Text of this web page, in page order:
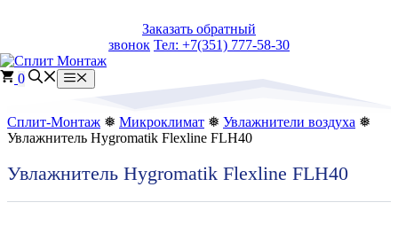
Заказать обратный
звонок Тел: +7(351) 777-58-30
0 Меню
Сплит-Монтаж ❅ Микроклимат ❅ Увлажнители воздуха ❅
Увлажнитель Hygromatik Flexline FLH40
Увлажнитель Hygromatik Flexline FLH40